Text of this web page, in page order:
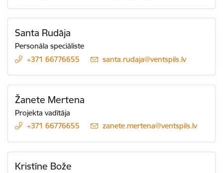
Santa Rudāja
Personāla speciāliste
+371 66776655
E-pasts:
santa.rudaja@ventspils.lv
Žanete Mertena
Projekta vadītāja
+371 66776655
E-pasts:
zanete.mertena@ventspils.lv
Kristīne Bože